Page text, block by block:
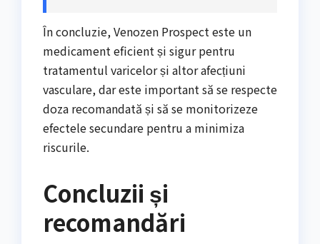
În concluzie, Venozen Prospect este un
medicament eficient și sigur pentru
tratamentul varicelor și altor afecțiuni
vasculare, dar este important să se respecte
doza recomandată și să se monitorizeze
efectele secundare pentru a minimiza
riscurile.
Concluzii și
recomandări